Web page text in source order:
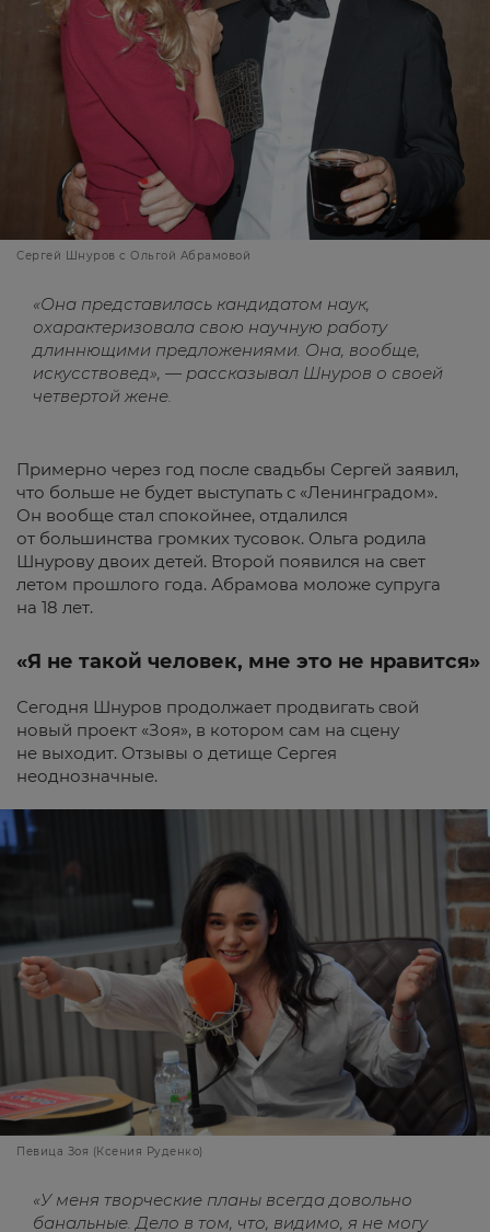
Сергей Шнуров с Ольгой Абрамовой
«Она представилась кандидатом наук,
охарактеризовала свою научную работу
длиннющими предложениями. Она, вообще,
искусствовед», — рассказывал Шнуров о своей
четвертой жене.
Примерно через год после свадьбы Сергей заявил,
что больше не будет выступать с «Ленинградом».
Он вообще стал спокойнее, отдалился
от большинства громких тусовок. Ольга родила
Шнурову двоих детей. Второй появился на свет
летом прошлого года. Абрамова моложе супруга
на 18 лет.
«Я не такой человек, мне это не нравится»
Сегодня Шнуров продолжает продвигать свой
новый проект «Зоя», в котором сам на сцену
не выходит. Отзывы о детище Сергея
неоднозначные.
Певица Зоя (Ксения Руденко)
«У меня творческие планы всегда довольно
банальные. Дело в том, что, видимо, я не могу